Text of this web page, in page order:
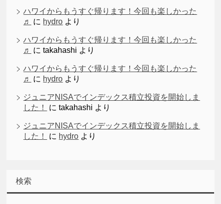
ハワイからもうすぐ帰ります！今回も楽しかった
♬
に hydro より
ハワイからもうすぐ帰ります！今回も楽しかった
♬
にtakahashi より
ハワイからもうすぐ帰ります！今回も楽しかった
♬
に hydro より
ジュニアNISAでインデックス積立投資を開始しま
した！
にtakahashi より
ジュニアNISAでインデックス積立投資を開始しま
した！
に hydro より
検索